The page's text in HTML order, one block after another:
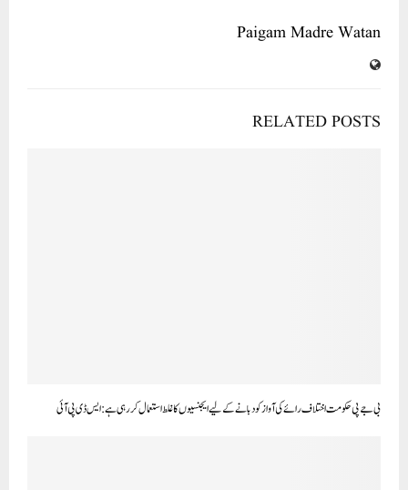
Paigam Madre Watan
RELATED POSTS
بی جے پی حکومت اختلاف رائے کی آواز کو دبانے کے لیے ایجنسیوں کا غلط استعمال کر رہی ہے: ایس ڈی پی آئی